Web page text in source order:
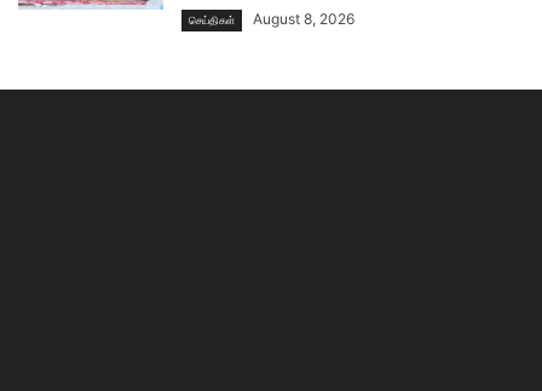
செய்திகள் August 8, 2026